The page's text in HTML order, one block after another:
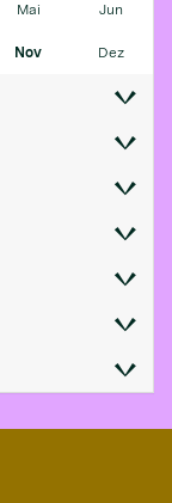
Mai Jun
Nov Dez